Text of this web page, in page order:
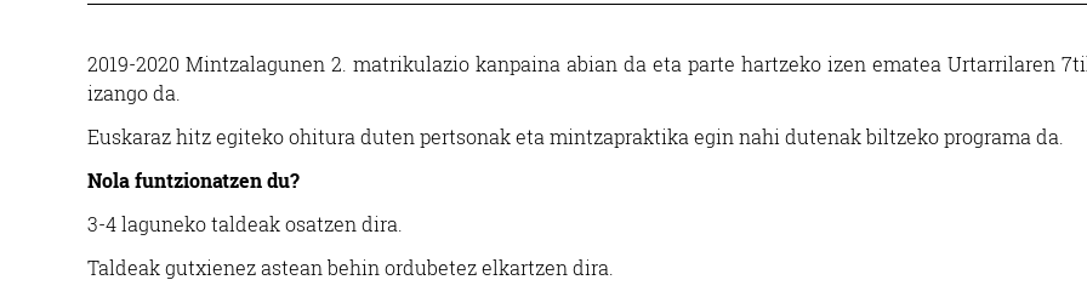
2019-2020 Mintzalagunen 2. matrikulazio kanpaina abian da eta parte hartzeko izen ematea Urtarrilaren
izango da.
Euskaraz hitz egiteko ohitura duten pertsonak eta mintzapraktika egin nahi dutenak biltzeko programa da.
Nola funtzionatzen du?
3-4 laguneko taldeak osatzen dira.
Taldeak gutxienez astean behin ordubetez elkartzen dira.